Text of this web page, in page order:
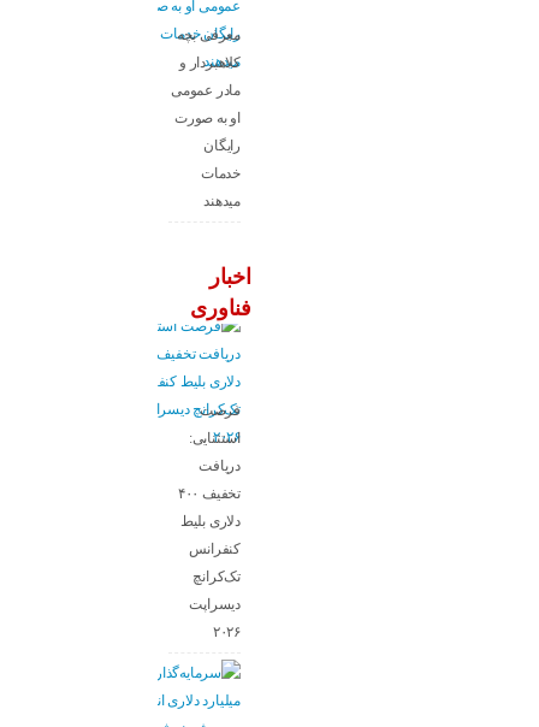
معرفی بچه
کلاهبردار و
مادر عمومی
او به صورت
رایگان
خدمات
میدهند
اخبار
فناوری
فرصت
استثنایی:
دریافت
تخفیف ۴۰۰
دلاری بلیط
کنفرانس
تک‌کرانچ
دیسراپت
۲۰۲۶